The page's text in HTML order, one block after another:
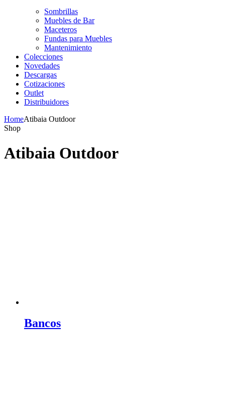
Sombrillas
Muebles de Bar
Maceteros
Fundas para Muebles
Mantenimiento
Colecciones
Novedades
Descargas
Cotizaciones
Outlet
Distribuidores
HomeAtibaia Outdoor
Shop
Atibaia Outdoor
Bancos